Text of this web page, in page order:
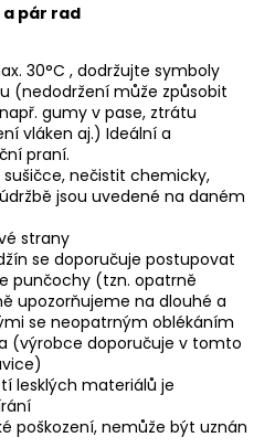
a pár rad
30°C , dodržujte symboly
(nedodržení může způsobit
gumy v pase, ztrátu
vláken aj.) Ideální a
praní.
nečistit chemicky,
jsou uvedené na daném
strany
se doporučuje postupovat
punčochy (tzn. opatrně
upozorňujeme na dlouhé a
se neopatrným oblékáním
(výrobce doporučuje v tomto
lesklých materiálů je
poškození, nemůže být uznán